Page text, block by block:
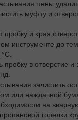
пены
муфту и
пробку и края
инструменте до
пробку в отверстие
зачистить
или наждачной
на
горелки